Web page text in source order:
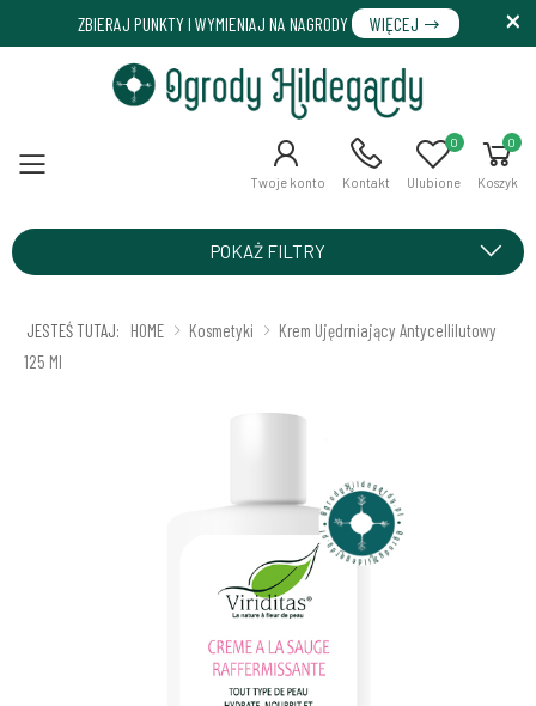
ZBIERAJ PUNKTY I WYMIENIAJ NA NAGRODY WIĘCEJ
Menu Twoje konto Kontakt Ulubione
0 0
Koszyk
POKAŻ FILTRY
JESTEŚ TUTAJ: HOME Kosmetyki
Krem Ujędrniający Antycellilutowy
125 Ml